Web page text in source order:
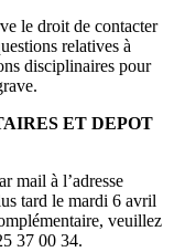
le droit de contacter
relatives à
disciplinaires pour
ET DEPOT
mail à l’adresse
tard le mardi 6 avril
veuillez
37 00 34.